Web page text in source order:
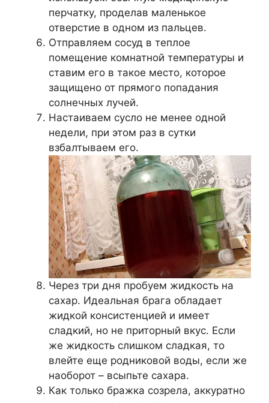
перчатку, проделав маленькое
отверстие в одном из пальцев.
Отправляем сосуд в теплое
помещение комнатной температуры и
ставим его в такое место, которое
защищено от прямого попадания
солнечных лучей.
Настаиваем сусло не менее одной
недели, при этом раз в сутки
взбалтываем его.
Через три дня пробуем жидкость на
сахар. Идеальная брага обладает
жидкой консистенцией и имеет
сладкий, но не приторный вкус. Если
же жидкость слишком сладкая, то
влейте еще родниковой воды, если же
наоборот – всыпьте сахара.
Как только бражка созрела, аккуратно